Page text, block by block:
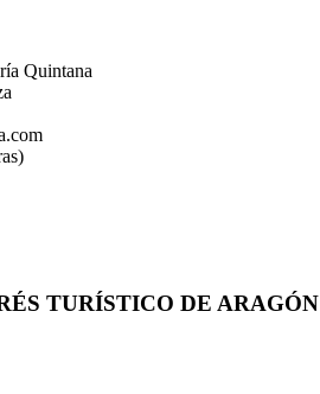
Quintana
TURÍSTICO DE ARAGÓN